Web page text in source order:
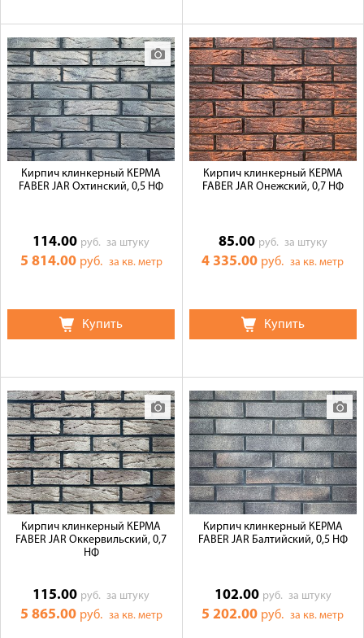
Кирпич клинкерный КЕРМА
FABER JAR Охтинский, 0,5 НФ
114.00 руб.за штуку
5 814.00 руб. за кв. метр
Купить
Кирпич клинкерный КЕРМА
FABER JAR Онежский, 0,7 НФ
85.00 руб. за штуку
4 335.00 руб.за кв. метр
Купить
Кирпич клинкерный КЕРМА
FABER JAR Оккервильский, 0,7
НФ
115.00 руб.за штуку
5 865.00 руб. за кв. метр
Кирпич клинкерный КЕРМА
FABER JAR Балтийский, 0,5 НФ
102.00 руб. за штуку
5 202.00 руб.за кв. метр